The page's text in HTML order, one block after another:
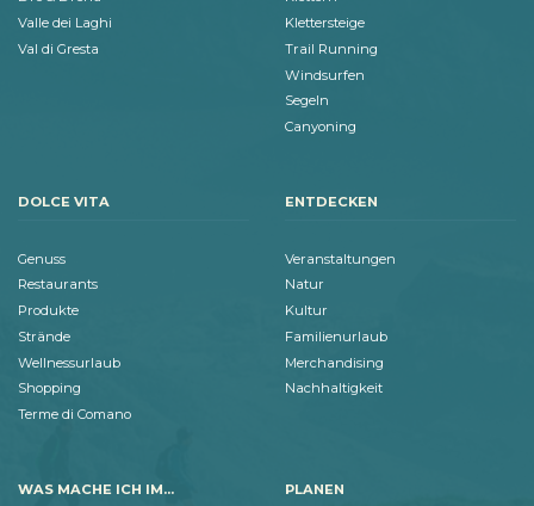
Valle dei Laghi
Val di Gresta
Klettersteige
Trail Running
Windsurfen
Segeln
Canyoning
DOLCE VITA
Genuss
Restaurants
Produkte
Strände
Wellnessurlaub
Shopping
Terme di Comano
ENTDECKEN
Veranstaltungen
Natur
Kultur
Familienurlaub
Merchandising
Nachhaltigkeit
WAS MACHE ICH IM... PLANEN